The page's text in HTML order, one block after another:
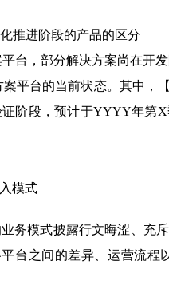
推进阶段的产品的区分
台，部分解决方案尚在开
平台的当前状态。其中
阶段，预计于YYYY年第
模式
务模式披露行文晦涩、充
台之间的差异、运营流